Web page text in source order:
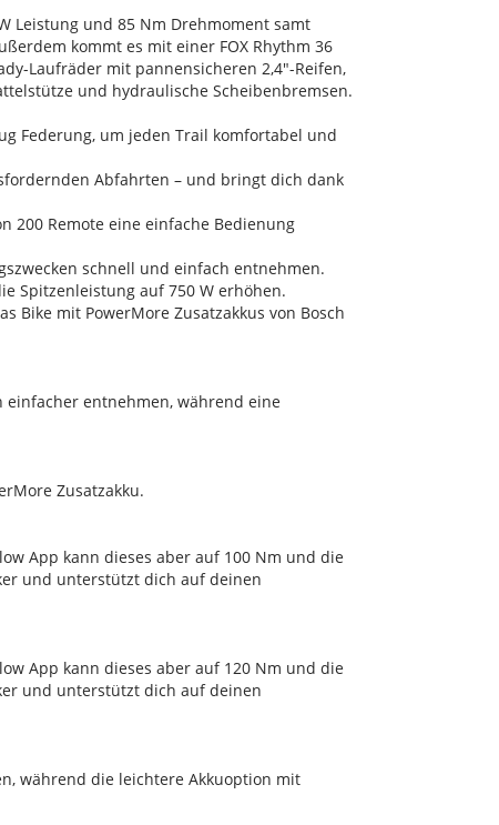
Leistung und 85 Nm Drehmoment samt
kommt es mit einer FOX Rhythm 36
Laufräder mit pannensicheren 2,4"-Reifen,
und hydraulische Scheibenbremsen.
Federung, um jeden Trail komfortabel und
Abfahrten – und bringt dich dank
200 Remote eine einfache Bedienung
schnell und einfach entnehmen.
Spitzenleistung auf 750 W erhöhen.
Bike mit PowerMore Zusatzakkus von Bosch
einfacher entnehmen, während eine
Zusatzakku.
App kann dieses aber auf 100 Nm und die
und unterstützt dich auf deinen
App kann dieses aber auf 120 Nm und die
und unterstützt dich auf deinen
während die leichtere Akkuoption mit